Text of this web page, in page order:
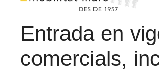
Entrada en
comercials,